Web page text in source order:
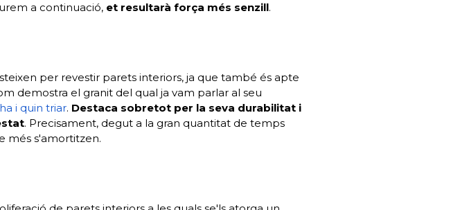
a continuació, et resultarà força més senzill.
per revestir parets interiors, ja que també és apte
demostra el granit del qual ja vam parlar al seu
i quin triar. Destaca sobretot per la seva durabilitat i
. Precisament, degut a la gran quantitat de temps
més s'amortitzen.